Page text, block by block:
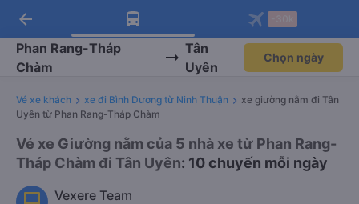
Tải app Vexere ngay!
Nhận ưu đãi thành viên độc
quyền
Mở app
Tải app Vexere
-30k/ghế khi đặt vé máy bay qua
app
Mở app
arrow_back
Phan Rang-Tháp
Chàm
Tân
Uyên
Chọn ngày
Vé xe khách xe đi Bình Dương từ Ninh Thuận
xe giường nằm đi Tân
Uyên từ Phan Rang-Tháp Chàm
Vé xe Giường nằm của 5 nhà xe từ Phan Rang-
Tháp Chàm đi Tân Uyên: 10 chuyến mỗi ngày
Vexere Team